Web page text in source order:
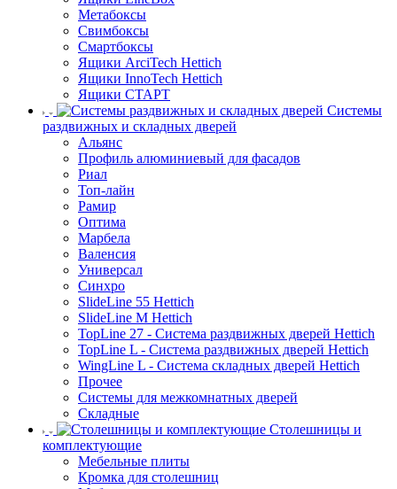
Метабоксы
Свимбоксы
Смартбоксы
Ящики ArciTech Hettich
Ящики InnoTech Hettich
Ящики СТАРТ
Системы
раздвижных и складных дверей
Альянс
Профиль алюминиевый для фасадов
Риал
Топ-лайн
Рамир
Оптима
Марбела
Валенсия
Универсал
Синхро
SlideLine 55 Hettich
SlideLine M Hettich
TopLine 27 - Система раздвижных дверей Hettich
TopLine L - Система раздвижных дверей Hettich
WingLine L - Система складных дверей Hettich
Прочее
Системы для межкомнатных дверей
Складные
Столешницы и
комплектующие
Мебельные плиты
Кромка для столешниц